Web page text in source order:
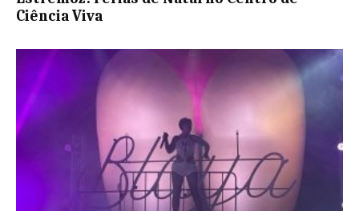
Ciência Viva